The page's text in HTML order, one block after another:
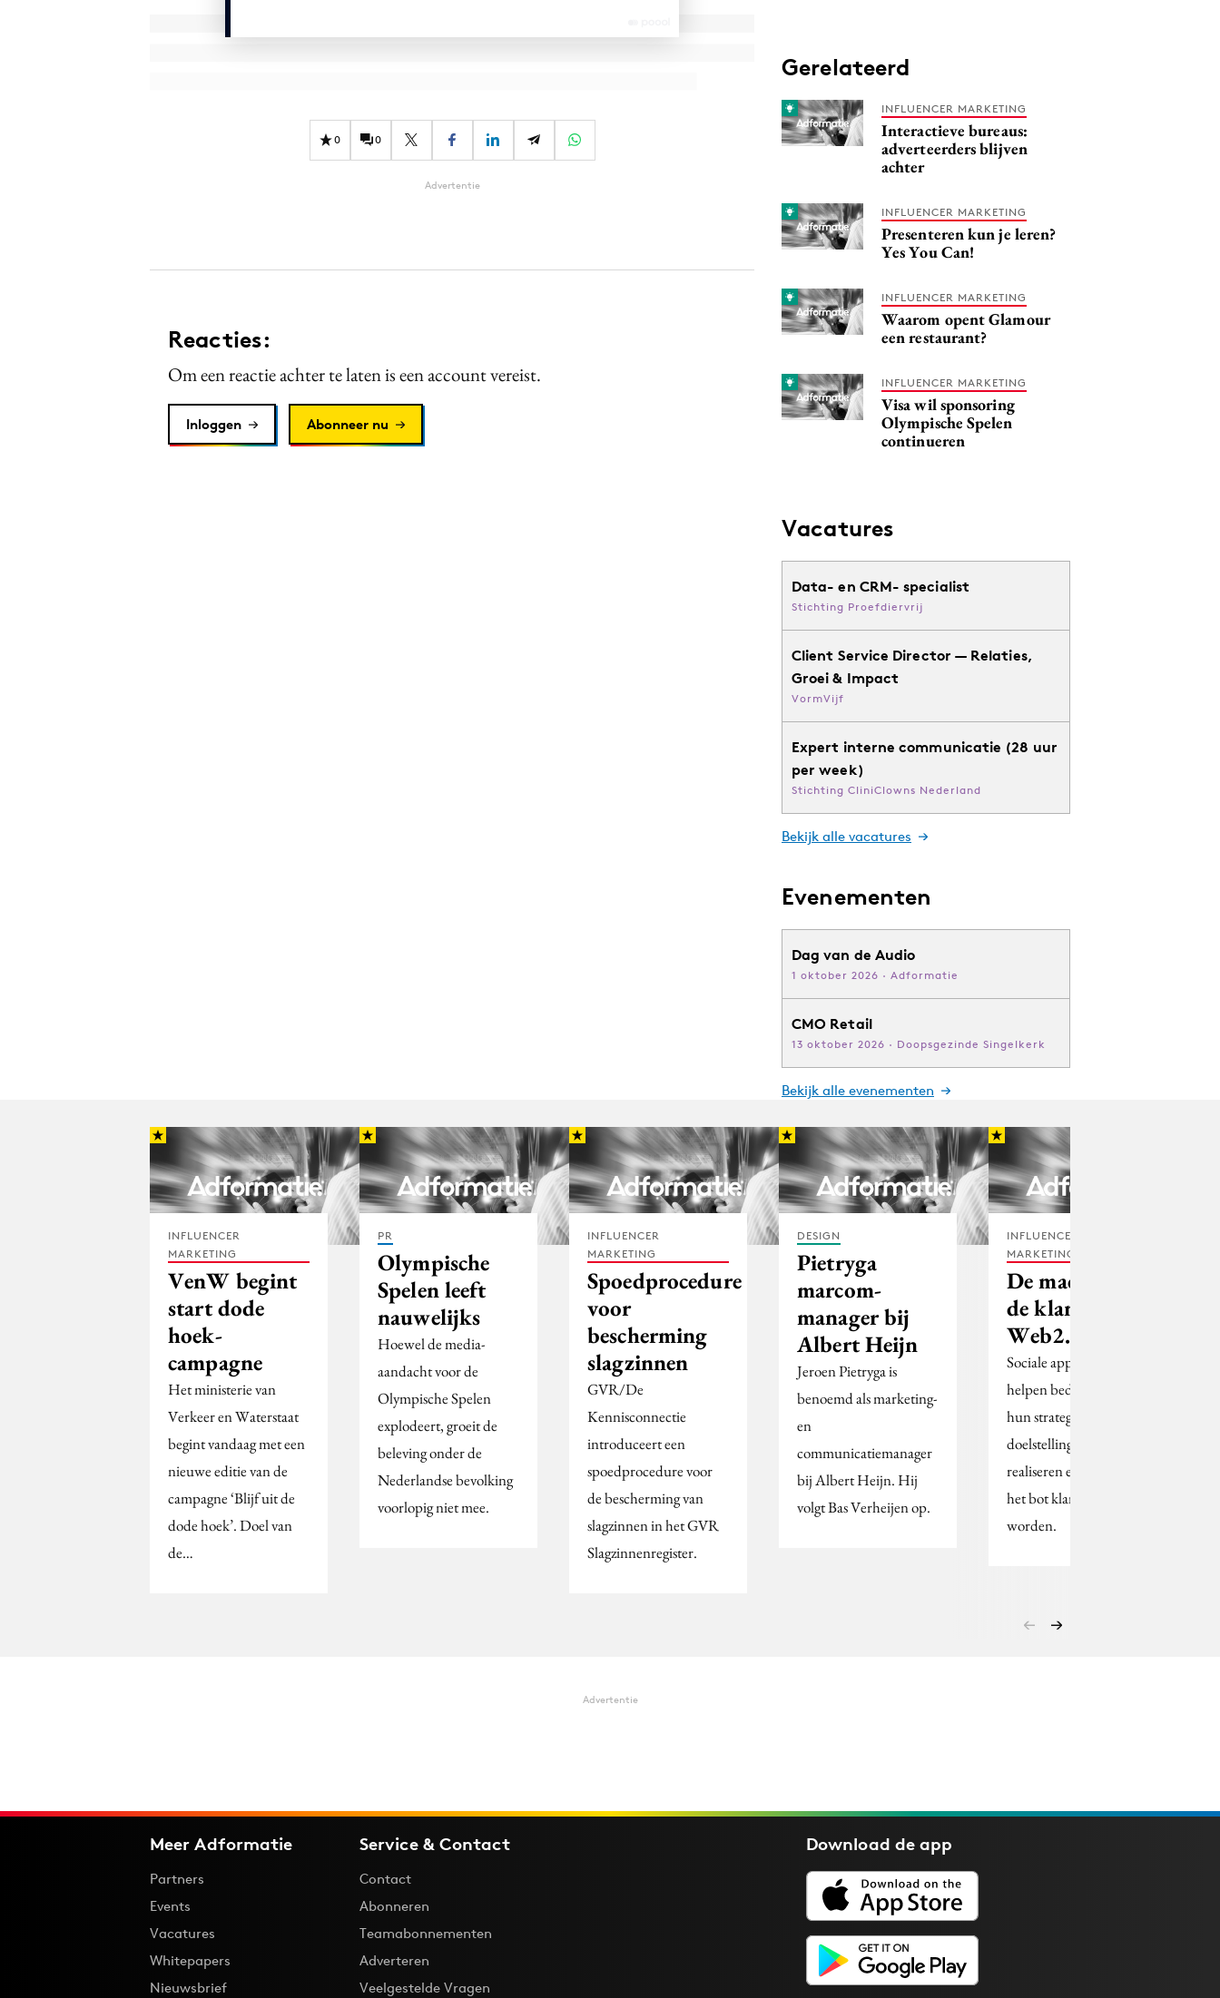
0 0
Advertentie
Reacties:
Om een reactie achter te laten is een account vereist.
Inloggen Abonneer nu
Gerelateerd
INFLUENCER MARKETING
Interactieve bureaus:
adverteerders blijven
achter
INFLUENCER MARKETING
Presenteren kun je leren?
Yes You Can!
INFLUENCER MARKETING
Waarom opent Glamour
een restaurant?
INFLUENCER MARKETING
Visa wil sponsoring
Olympische Spelen
continueren
Vacatures
Data- en CRM- specialist
Stichting Proefdiervrij
Client Service Director — Relaties,
Groei & Impact
VormVijf
Expert interne communicatie (28 uur
per week)
Stichting CliniClowns Nederland
Bekijk alle vacatures
Evenementen
Dag van de Audio
1 oktober 2026 · Adformatie
CMO Retail
13 oktober 2026 · Doopsgezinde Singelkerk
Bekijk alle evenementen
INFLUENCER
MARKETING
VenW begint
start dode
hoek-
campagne
Het ministerie van
Verkeer en Waterstaat
begint vandaag met een
nieuwe editie van de
campagne ‘Blijf uit de
dode hoek’. Doel van
de…
PR
Olympische
Spelen leeft
nauwelijks
Hoewel de media-
aandacht voor de
Olympische Spelen
explodeert, groeit de
beleving onder de
Nederlandse bevolking
voorlopig niet mee.
INFLUENCER
MARKETING
Spoedprocedure
voor
bescherming
slagzinnen
GVR/De
Kennisconnectie
introduceert een
spoedprocedure voor
de bescherming van
slagzinnen in het GVR
Slagzinnenregister.
DESIGN
Pietryga
marcom-
manager bij
Albert Heijn
Jeroen Pietryga is
benoemd als marketing-
en
communicatiemanager
bij Albert Heijn. Hij
volgt Bas Verheijen op.
INFLUENCER
MARKETING
De macht aan
de klant met
Web2.0
Sociale applicaties
helpen bedrijven om
hun strategische
doelstellingen te
realiseren en om tot op
het bot klantgericht te
worden.
Advertentie
Meer Adformatie
Partners
Events
Vacatures
Whitepapers
Nieuwsbrief
Service & Contact
Contact
Abonneren
Teamabonnementen
Adverteren
Veelgestelde Vragen
Download deapp